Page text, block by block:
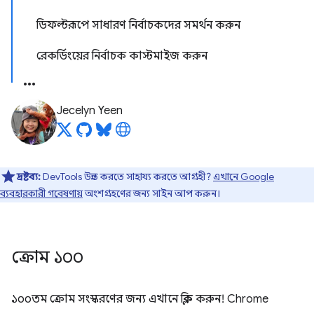
ডিফল্টরূপে সাধারণ নির্বাচকদের সমর্থন করুন
রেকর্ডিংয়ের নির্বাচক কাস্টমাইজ করুন
Jecelyn Yeen
দ্রষ্টব্য:DevTools উন্নত করতে সাহায্য করতে আগ্রহী?এখানে Google
ব্যবহারকারী গবেষণায়অংশগ্রহণের জন্য সাইন আপ করুন।
ক্রোম ১০০
১০০তম ক্রোম সংস্করণের জন্য এখানে ক্লিক করুন! Chrome